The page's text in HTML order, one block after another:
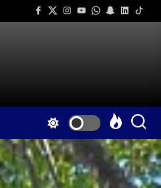
Facebook
TwitterInstagram
YoutubeWhatsapp
Snapchat
Linkedin
Tiktok